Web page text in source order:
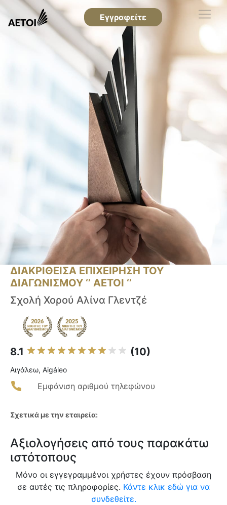
Εγγραφείτε
ΔΙΑΚΡΙΘΕΙΣΑ ΕΠΙΧΕΙΡΗΣΗ ΤΟΥ
ΔΙΑΓΩΝΙΣΜΟΥ ‘’ ΑΕΤΟΙ ‘’
Σχολή Χορού Αλίνα Γλεντζέ
8.1 (10)
Αιγάλεω, Aigáleo
Εμφάνιση αριθμού τηλεφώνου
Σχετικά με την εταιρεία:
Αξιολογήσεις από τους παρακάτω
ιστότοπους
Μόνο οι εγγεγραμμένοι χρήστες έχουν πρόσβαση
σε αυτές τις πληροφορίες. Κάντε κλικ εδώ για να
συνδεθείτε.